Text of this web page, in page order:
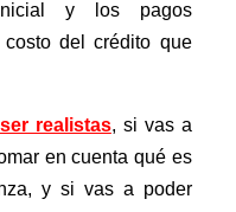
y los pagos
costo del crédito que
realistas, si vas a
en cuenta qué es
y si vas a poder